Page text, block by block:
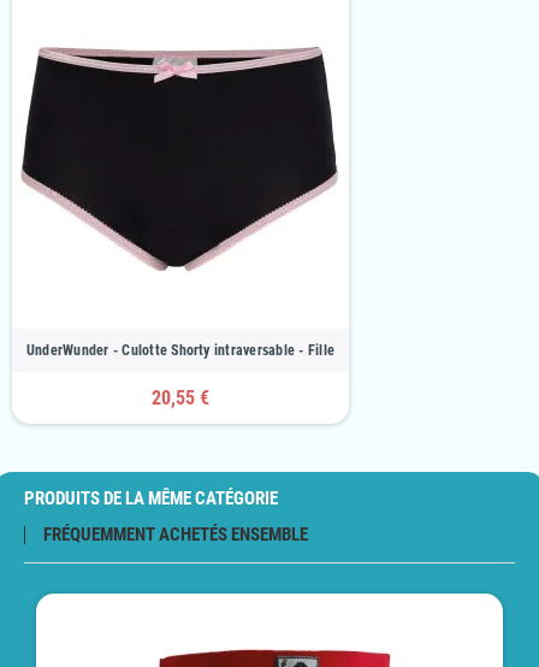
UnderWunder - Culotte Shorty intraversable - Fille
20,55 €
PRODUITS DE LA MÊME CATÉGORIE
FRÉQUEMMENT ACHETÉS ENSEMBLE